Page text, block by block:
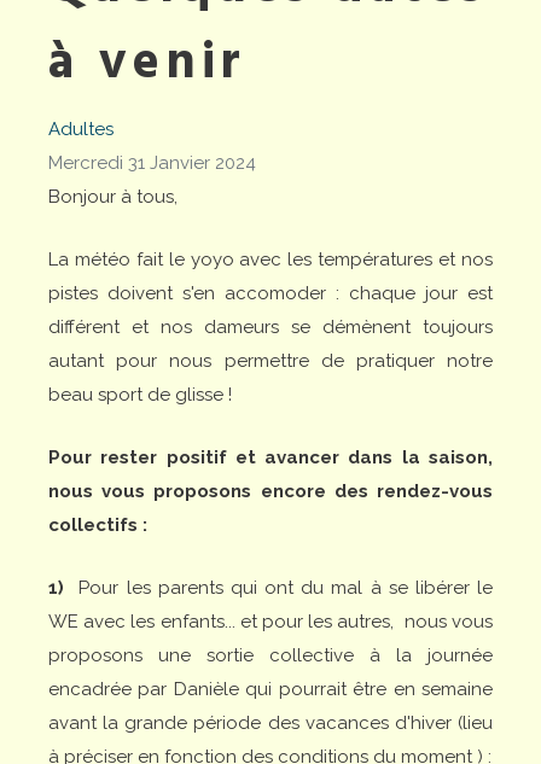
à venir
Adultes
Mercredi 31 Janvier 2024
Bonjour à tous,
La météo fait le yoyo avec les températures et nos
pistes doivent s'en accomoder : chaque jour est
différent et nos dameurs se démènent toujours
autant pour nous permettre de pratiquer notre
beau sport de glisse !
Pour rester positif et avancer dans la saison,
nous vous proposons encore des rendez-vous
collectifs :
1) Pour les parents qui ont du mal à se libérer le
WE avec les enfants... et pour les autres, nous vous
proposons une sortie collective à la journée
encadrée par Danièle qui pourrait être en semaine
avant la grande période des vacances d'hiver (lieu
à préciser en fonction des conditions du moment ) :